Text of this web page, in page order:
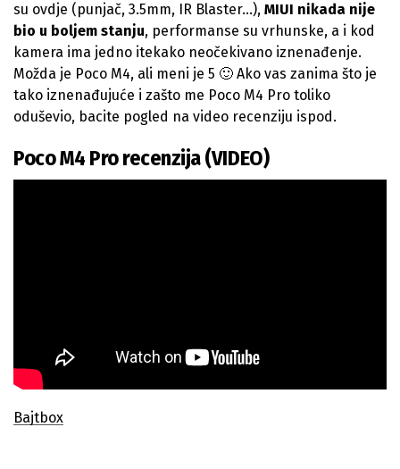
su ovdje (punjač, 3.5mm, IR Blaster…), MIUI nikada nije
bio u boljem stanju, performanse su vrhunske, a i kod
kamera ima jedno itekako neočekivano iznenađenje.
Možda je Poco M4, ali meni je 5 🙂 Ako vas zanima što je
tako iznenađujuće i zašto me Poco M4 Pro toliko
oduševio, bacite pogled na video recenziju ispod.
Poco M4 Pro recenzija (VIDEO)
Bajtbox